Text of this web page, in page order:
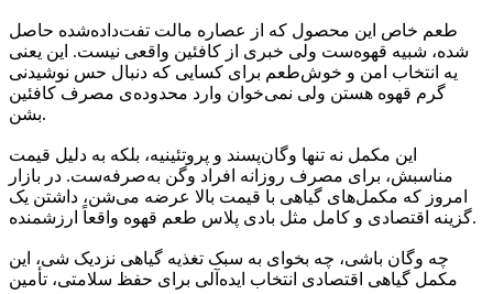
طعم خاص این محصول که از عصاره مالت تفت‌داده‌شده حاصل
شده، شبیه قهوه‌ست ولی خبری از کافئین واقعی نیست. این یعنی
یه انتخاب امن و خوش‌طعم برای کسایی که دنبال حس نوشیدنی
گرم قهوه هستن ولی نمی‌خوان وارد محدوده‌ی مصرف کافئین
بشن.
این مکمل نه تنها وگان‌پسند و پروتئینیه، بلکه به دلیل قیمت
مناسبش، برای مصرف روزانه افراد وگن به‌صرفه‌ست. در بازار
امروز که مکمل‌های گیاهی با قیمت بالا عرضه می‌شن، داشتن یک
گزینه اقتصادی و کامل مثل بادی پلاس طعم قهوه واقعاً ارزشمنده.
چه وگان باشی، چه بخوای به سبک تغذیه گیاهی نزدیک شی، این
مکمل گیاهی اقتصادی انتخاب ایده‌آلی برای حفظ سلامتی، تأمین